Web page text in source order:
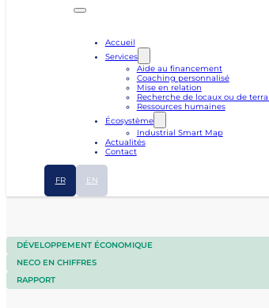
Accueil
Services
Aide au financement
Coaching personnalisé
Mise en relation
Recherche de locaux ou de
Ressources humaines
Écosystème
Industrial Smart Map
Actualités
Contact
FR EN
DÉVELOPPEMENT ÉCONOMIQUE
NECO EN CHIFFRES
RAPPORT